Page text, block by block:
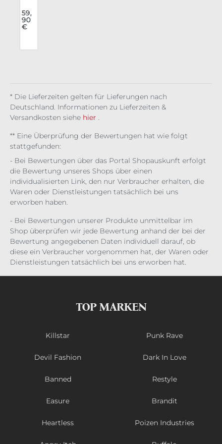
Bewertung von 3 von 5 Sternen
e
Klei
d
der
59,
90
€
* Die Lieferzeiten gelten für Lieferungen nach
Deutschland. Informationen zu Lieferzeiten &
Versandkosten siehe hier .
** Eine Überprüfung der Bewertungen hat wie folgt
stattgefunden:
- Bei Bewertungen über das Portal Shopauskunft erfolgt
die Bewertung unseres Shops über einen
individualisierten Link, den nur Verbraucher erhalten, die
Waren oder Dienstleistungen tatsächlich bei uns
erworben haben.
- Bei Bewertungen unserer Produkte unmittelbar im
Shop überprüfen wir jede Bewertung anhand der bei der
Bewertung angegebenen Daten individuell darauf, ob
diese ein Verbraucher vorgenommen hat, der Waren oder
Dienstleistungen tatsächlich bei uns erworben hat.
TOP MARKEN
Killstar Punk Rave
Devil Fashion Dark In Love
Banned Restyle
Easure Brandit
Heartless Poizen Industries